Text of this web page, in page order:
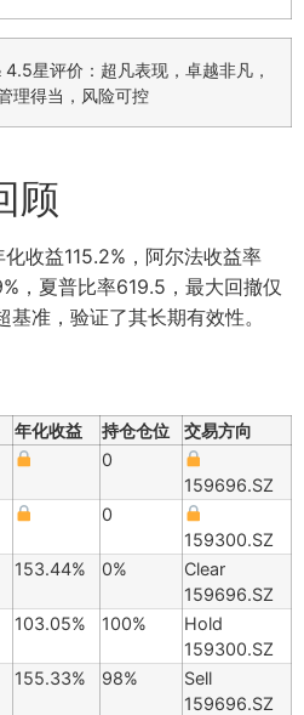
星评价：超凡表现，卓越非凡，
理得当，风险可控
顾
收益115.2%，阿尔法收益率
，夏普比率619.5，最大回撤仅
准，验证了其长期有效性。
年化收益 持仓仓位
交易方向
0
159696.SZ
0
159300.SZ
153.44% 0%
Clear
159696.SZ
103.05% 100%
Hold
159300.SZ
155.33% 98%
Sell
159696.SZ